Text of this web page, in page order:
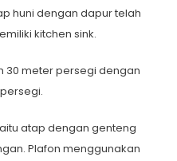
huni dengan dapur telah
kitchen sink.
30 meter persegi dengan
atap dengan genteng
Plafon menggunakan